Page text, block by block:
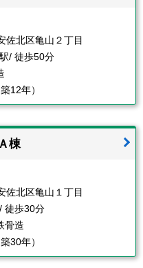
佐北区亀山２丁目
/ 徒歩50分
12年）
棟
佐北区亀山１丁目
徒歩30分
骨造
30年）